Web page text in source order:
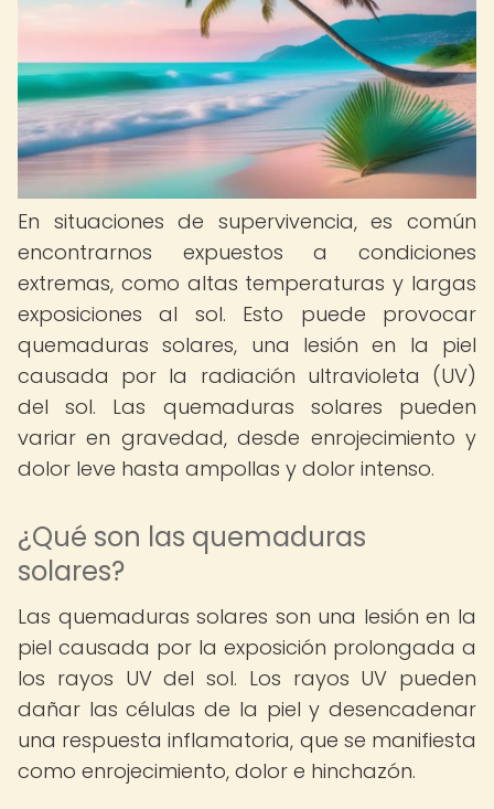
En situaciones de supervivencia, es común
encontrarnos expuestos a condiciones
extremas, como altas temperaturas y largas
exposiciones al sol. Esto puede provocar
quemaduras solares, una lesión en la piel
causada por la radiación ultravioleta (UV)
del sol. Las quemaduras solares pueden
variar en gravedad, desde enrojecimiento y
dolor leve hasta ampollas y dolor intenso.
¿Qué son las quemaduras
solares?
Las quemaduras solares son una lesión en la
piel causada por la exposición prolongada a
los rayos UV del sol. Los rayos UV pueden
dañar las células de la piel y desencadenar
una respuesta inflamatoria, que se manifiesta
como enrojecimiento, dolor e hinchazón.